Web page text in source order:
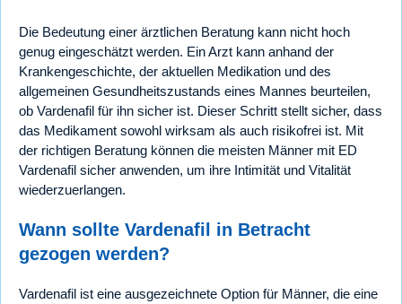
Die Bedeutung einer ärztlichen Beratung kann nicht hoch
genug eingeschätzt werden. Ein Arzt kann anhand der
Krankengeschichte, der aktuellen Medikation und des
allgemeinen Gesundheitszustands eines Mannes beurteilen,
ob Vardenafil für ihn sicher ist. Dieser Schritt stellt sicher, dass
das Medikament sowohl wirksam als auch risikofrei ist. Mit
der richtigen Beratung können die meisten Männer mit ED
Vardenafil sicher anwenden, um ihre Intimität und Vitalität
wiederzuerlangen.
Wann sollte Vardenafil in Betracht
gezogen werden?
Vardenafil ist eine ausgezeichnete Option für Männer, die eine